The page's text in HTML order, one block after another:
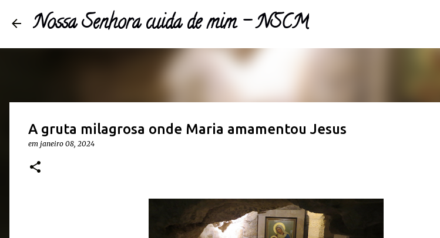
Nossa Senhora cuida de mim - NSCM
A gruta milagrosa onde Maria amamentou Jesus
em janeiro 08, 2024